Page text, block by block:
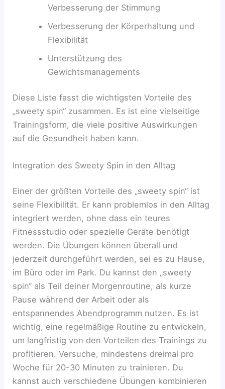
Verbesserung der Stimmung
Verbesserung der Körperhaltung und
Flexibilität
Unterstützung des
Gewichtsmanagements
Diese Liste fasst die wichtigsten Vorteile des
„sweety spin“ zusammen. Es ist eine vielseitige
Trainingsform, die viele positive Auswirkungen
auf die Gesundheit haben kann.
Integration des Sweety Spin in den Alltag
Einer der größten Vorteile des „sweety spin“ ist
seine Flexibilität. Er kann problemlos in den Alltag
integriert werden, ohne dass ein teures
Fitnessstudio oder spezielle Geräte benötigt
werden. Die Übungen können überall und
jederzeit durchgeführt werden, sei es zu Hause,
im Büro oder im Park. Du kannst den „sweety
spin“ als Teil deiner Morgenroutine, als kurze
Pause während der Arbeit oder als
entspannendes Abendprogramm nutzen. Es ist
wichtig, eine regelmäßige Routine zu entwickeln,
um langfristig von den Vorteilen des Trainings zu
profitieren. Versuche, mindestens dreimal pro
Woche für 20-30 Minuten zu trainieren. Du
kannst auch verschiedene Übungen kombinieren